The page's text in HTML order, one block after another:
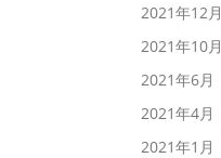
2021年12月
2021年10月
2021年6月
2021年4月
2021年1月